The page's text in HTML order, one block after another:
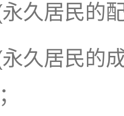
久居民的
久居民的